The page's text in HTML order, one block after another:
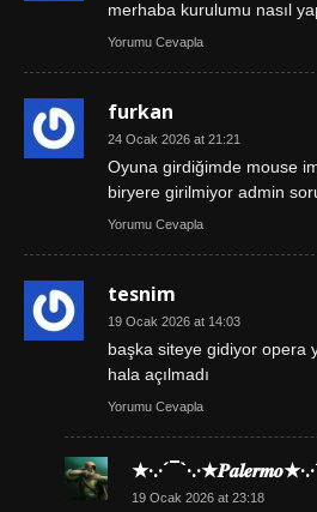
merhaba kurulumu nasıl
Yorumu Cevapla
furkan
24 Ocak 2026 at 21:21
Oyuna girdiğimde mouse
biryere girilmiyor admin
Yorumu Cevapla
tesnim
19 Ocak 2026 at 14:03
başka siteye gidiyor opera
hala açılmadı
Yorumu Cevapla
19 Ocak 2026 at 23:18